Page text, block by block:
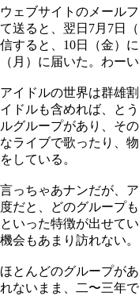
ウェブサイトのメール
て送ると、翌日7月7日
信すると、10日（金）
（月）に届いた。わーい
アイドルの世界は群雄
イドルも含めれば、と
ルグループがあり、そ
なライブで歌ったり、
をしている。
言っちゃあナンだが、
度だと、どのグループ
といった特徴が出せて
機会もあまり訪れない。
ほとんどのグループが
れないまま、二〜三年で